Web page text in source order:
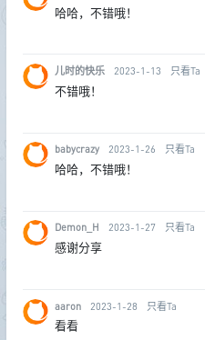
哈哈，不错哦！
儿时的快乐 2023-1-13 只看Ta
不错哦！
babycrazy 2023-1-26 只看Ta
哈哈，不错哦！
Demon_H 2023-1-27 只看Ta
感谢分享
aaron 2023-1-28 只看Ta
看看